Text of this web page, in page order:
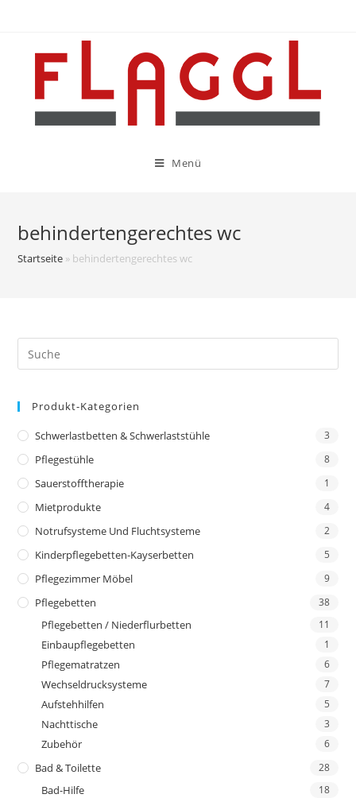
Menü
behindertengerechtes wc
Startseite » behindertengerechtes wc
Produkt-Kategorien
Schwerlastbetten & Schwerlaststühle 3
Pflegestühle 8
Sauerstofftherapie 1
Mietprodukte 4
Notrufsysteme Und Fluchtsysteme 2
Kinderpflegebetten-Kayserbetten 5
Pflegezimmer Möbel 9
Pflegebetten 38
Pflegebetten / Niederflurbetten 11
Einbaupflegebetten 1
Pflegematratzen 6
Wechseldrucksysteme 7
Aufstehhilfen 5
Nachttische 3
Zubehör 6
Bad & Toilette 28
Bad-Hilfe 18